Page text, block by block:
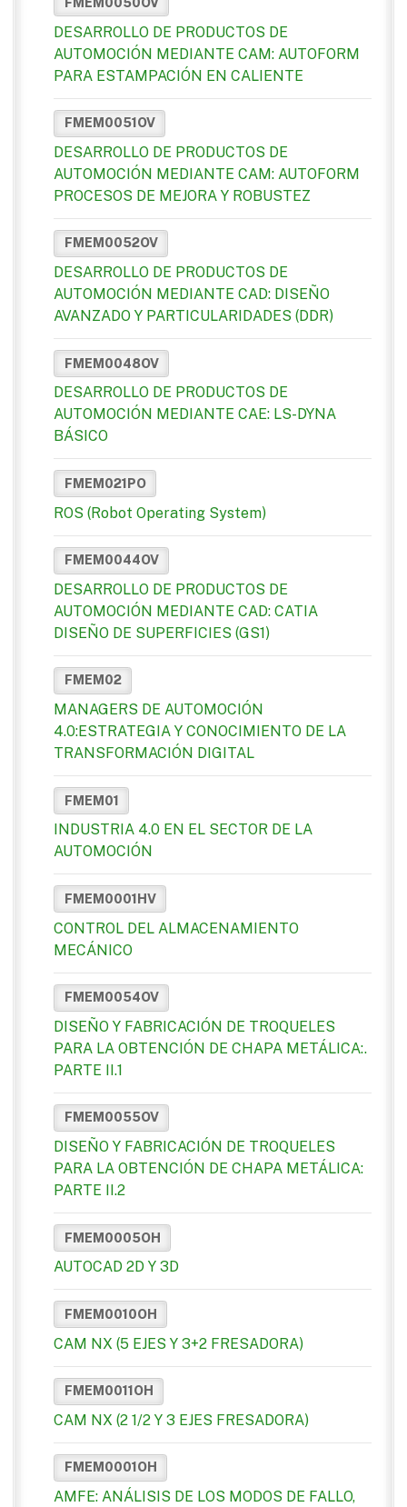
DESARROLLO DE PRODUCTOS DE
AUTOMOCIÓN MEDIANTE CAM: AUTOFORM
PARA ESTAMPACIÓN EN CALIENTE
FMEM0051OV
DESARROLLO DE PRODUCTOS DE
AUTOMOCIÓN MEDIANTE CAM: AUTOFORM
PROCESOS DE MEJORA Y ROBUSTEZ
FMEM0052OV
DESARROLLO DE PRODUCTOS DE
AUTOMOCIÓN MEDIANTE CAD: DISEÑO
AVANZADO Y PARTICULARIDADES (DDR)
FMEM0048OV
DESARROLLO DE PRODUCTOS DE
AUTOMOCIÓN MEDIANTE CAE: LS-DYNA
BÁSICO
FMEM021PO
ROS (Robot Operating System)
FMEM0044OV
DESARROLLO DE PRODUCTOS DE
AUTOMOCIÓN MEDIANTE CAD: CATIA
DISEÑO DE SUPERFICIES (GS1)
FMEM02
MANAGERS DE AUTOMOCIÓN
4.0:ESTRATEGIA Y CONOCIMIENTO DE LA
TRANSFORMACIÓN DIGITAL
FMEM01
INDUSTRIA 4.0 EN EL SECTOR DE LA
AUTOMOCIÓN
FMEM0001HV
CONTROL DEL ALMACENAMIENTO
MECÁNICO
FMEM0054OV
DISEÑO Y FABRICACIÓN DE TROQUELES
PARA LA OBTENCIÓN DE CHAPA METÁLICA:.
PARTE II.1
FMEM0055OV
DISEÑO Y FABRICACIÓN DE TROQUELES
PARA LA OBTENCIÓN DE CHAPA METÁLICA:
PARTE II.2
FMEM0005OH
AUTOCAD 2D Y 3D
FMEM0010OH
CAM NX (5 EJES Y 3+2 FRESADORA)
FMEM0011OH
CAM NX (2 1/2 Y 3 EJES FRESADORA)
FMEM0001OH
AMFE: ANÁLISIS DE LOS MODOS DE FALLO,